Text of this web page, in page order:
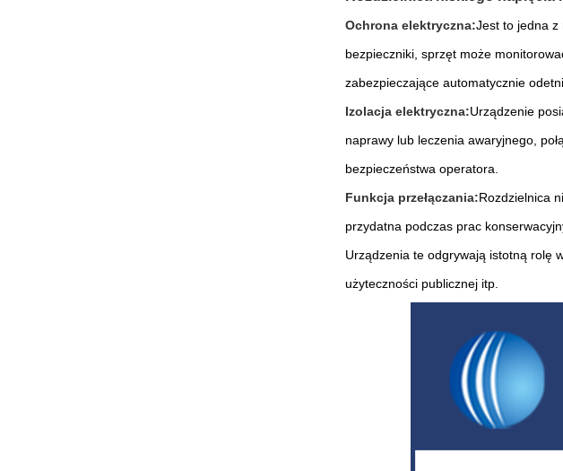
Ochrona elektryczna:Jest to jedna z
bezpieczniki, sprzęt może
zabezpieczające automatycznie
Izolacja elektryczna:Urządzenie
naprawy lub leczenia awaryjnego,
bezpieczeństwa operatora.
Funkcja przełączania:Rozdzielnica
przydatna podczas prac
Urządzenia te odgrywają istotną rolę
użyteczności publicznej itp.